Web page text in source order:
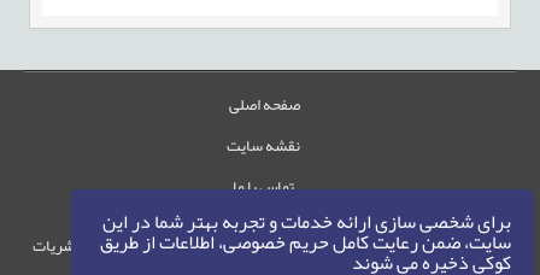
برای شخصی سازی ارائه خدمات و تجربه بهتر شما در این
سایت، ضمن رعایت کامل حریم خصوصی، اطلاعات از طریق
کوکی ذخیره می شوند
صفحه اصلی
نقشه سایت
تماس با ما
حقوق این وب‌سایت متعلق به سامانه مدیریت نشریات